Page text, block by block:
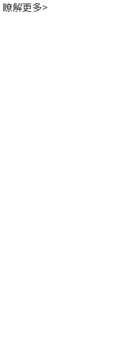
瞭解更多>